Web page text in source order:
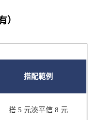
）
搭配範例
搭 5 元湊平信 8 元